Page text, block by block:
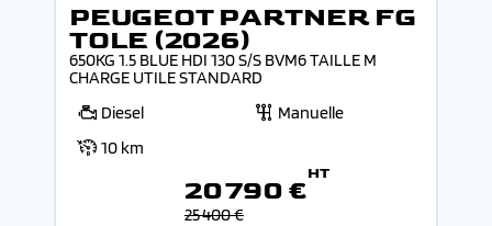
PEUGEOT PARTNER FG
TOLE (2026)
650KG 1.5 BLUE HDI 130 S/S BVM6 TAILLE M
CHARGE UTILE STANDARD
Diesel
Manuelle
10 km
20 790 €
HT
25 400 €